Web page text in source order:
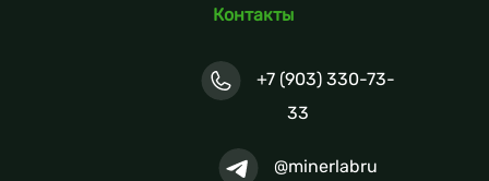
Контакты
+7 (903) 330-73-
33
@minerlabru